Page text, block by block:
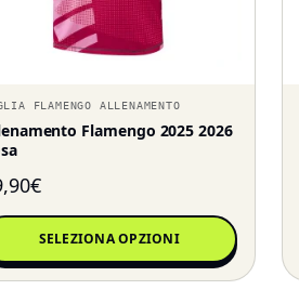
FLAMENGO ALLENAMENTO
Flamengo 2025 2026
€
SELEZIONA OPZIONI